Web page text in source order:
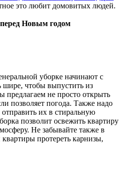
это любит домовитых людей.
Новым годом
уборке начинают с
шире, чтобы выпустить из
предлагаем не просто открыть
позволяет погода. Также надо
их в стиральную
позволит освежить квартиру
Не забывайте также в
протереть карнизы,